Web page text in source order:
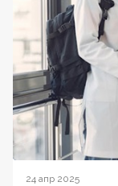
24 апр 2025